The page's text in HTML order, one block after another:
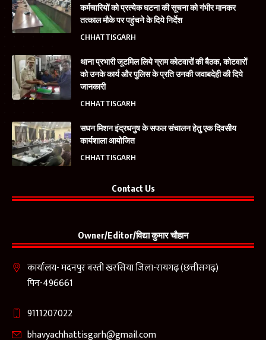
कर्मचारियों को प्रत्येक घटना की सूचना को गंभीर मानकर
तत्काल मौके पर पहुंचने के दिये निर्देश
CHHATTISGARH
थाना प्रभारी जूटमिल लिये ग्राम कोटवारों की बैठक, कोटवारों
को उनके कार्य और पुलिस के प्रति उनकी जवाबदेही की दिये
जानकारी
CHHATTISGARH
सघन मिशन इंद्रधनुष के सफल संचालन हेतु एक दिवसीय
कार्यशाला आयोजित
CHHATTISGARH
Contact Us
Owner/Editor/विद्या कुमार चौहान
कार्यालय- मदनपुर बस्ती खरसिया जिला-रायगढ़ (छत्तीसगढ़)
पिन-496661
9111207022
bhavyachhattisgarh@gmail.com